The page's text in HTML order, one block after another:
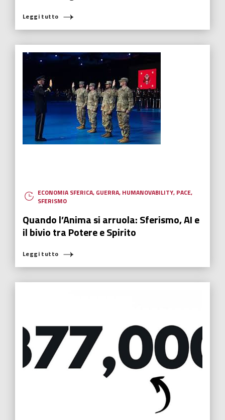
Leggi tutto
ECONOMIA SFERICA, GUERRA, HUMANOVABILITY, PACE,
SFERISMO
Quando l’Anima si arruola: Sferismo, AI e
il bivio tra Potere e Spirito
Leggi tutto